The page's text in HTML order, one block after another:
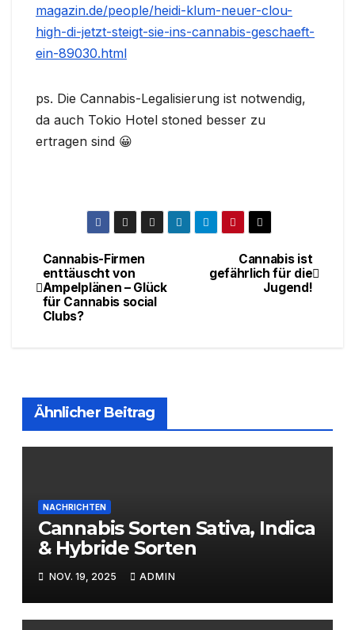
magazin.de/people/heidi-klum-neuer-clou-
high-di-jetzt-steigt-sie-ins-cannabis-geschaeft-
ein-89030.html
ps. Die Cannabis-Legalisierung ist notwendig,
da auch Tokio Hotel stoned besser zu
ertragen sind 😀
BeitragsnavigationCannabis ist
gefährlich für die
Jugend!
Cannabis-Firmen
enttäuscht von
Ampelplänen – Glück
für Cannabis social
Clubs?
Ähnlicher Beitrag
NACHRICHTEN
Cannabis Sorten Sativa, Indica
& Hybride Sorten
NOV. 19, 2025 ADMIN